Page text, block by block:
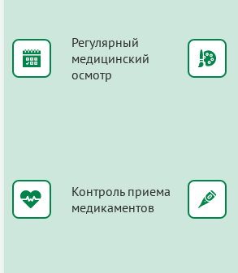
Регулярный
медицинский
осмотр
Контроль приема
медикаментов